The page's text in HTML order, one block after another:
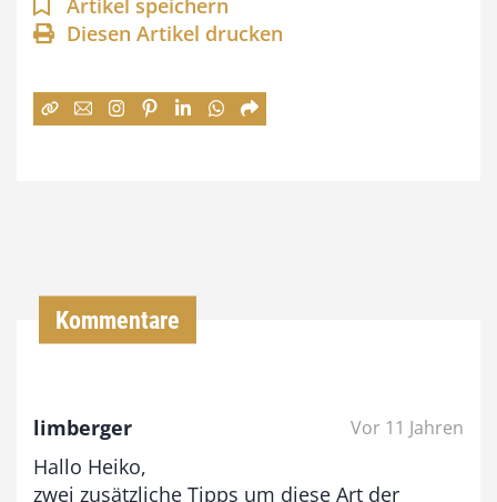
n
:
Diesen Artikel drucken
Kommentare
limberger Vor 11 Jahren
Hallo Heiko,
zwei zusätzliche Tipps um diese Art der